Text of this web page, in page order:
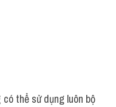
thể sử dụng luôn bộ